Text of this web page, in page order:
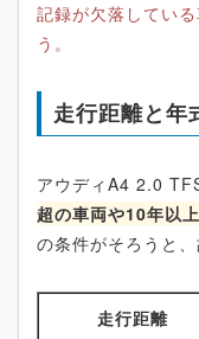
記録が欠落してい
う。
走行距離と年
アウディA4 2.0
超の車両や10年以
の条件がそろうと
走行距離